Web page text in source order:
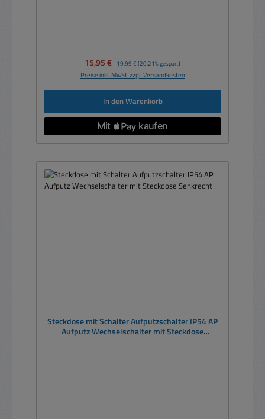
Verkaufspreis:
15,95 € Regulärer Preis:
19,99 € (20.21% gespart)
Preise inkl. MwSt. zzgl. Versandkosten
In den Warenkorb
Steckdose mit Schalter Aufputzschalter IP54 AP
Aufputz Wechselschalter mit Steckdose